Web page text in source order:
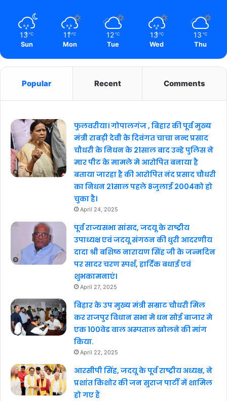
13 ℃
Sun
11 ℃
Mon
12 ℃
Tue
13 ℃
Wed
13 ℃
Thu
Popular Recent Comments
फुलवरीया। गोपालगंज , बिहार की पूर्व मुख्य
मंत्री राबड़ी देवी के दिवंगत चाचा नन्द प्रसाद
चौधरी के निधन के 21साल बाद उन्हे पुलिस ने
मार पीट के मामले मे आरोपित बनाया है
बताया जारहा है की आरोपित नंद प्रसाद चौधरी
का निधन 21साल पहले 8जुलाई 2004को हो
चुका है।
April 24, 2025
पूर्व राज्यसभा सांसद, जदयू के राष्ट्रीय
उपाध्यक्ष एवं जदयू संगठन की धुरी आदरणीय
दादा श्री बशिष्ठ नारायण सिंह जी के जन्मदिन
पर सादर चरण स्पर्श, हार्दिक बधाई एवं
शुभकामनाएं।
April 27, 2025
बिहार के उप मुख्य मंत्री सम्राट चौधरी मिल
कर राजपुर विधान सभा मे धन सोई बाजार मे
एक 100वेड वाल अस्पताल खोलने की मांग
किया.
April 22, 2025
आरसीपी सिंह, जदयू के पूर्व राष्ट्रीय अध्यक्ष, ने
प्रशांत किशोर की जन सुराज पार्टी में शामिल
हो गए हैं